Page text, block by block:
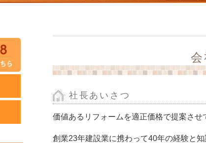
社長あいさつ
価値あるリフォームを適正価格で提案させ
創業23年建設業に携わって40年の経験と